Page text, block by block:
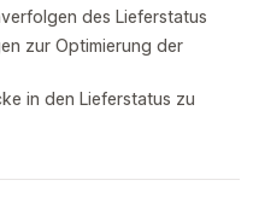
des Lieferstatus
zur Optimierung der
in den Lieferstatus zu